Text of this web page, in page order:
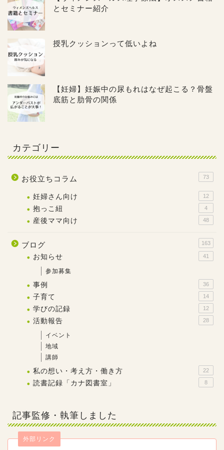
とセミナー紹介
授乳クッションって低いよね
【妊婦】妊娠中の尿もれはなぜ起こる？骨盤
底筋と肋骨の関係
カテゴリー
お役立ちコラム 73
妊婦さん向け 12
抱っこ紐 4
産後ママ向け 48
ブログ 163
お知らせ 41
参加募集
事例 36
子育て 14
学びの記録 12
活動報告 28
イベント
地域
講師
私の想い・考え方・働き方 22
読書記録「カナ図書室」 8
記事監修・執筆しました
外部リンク